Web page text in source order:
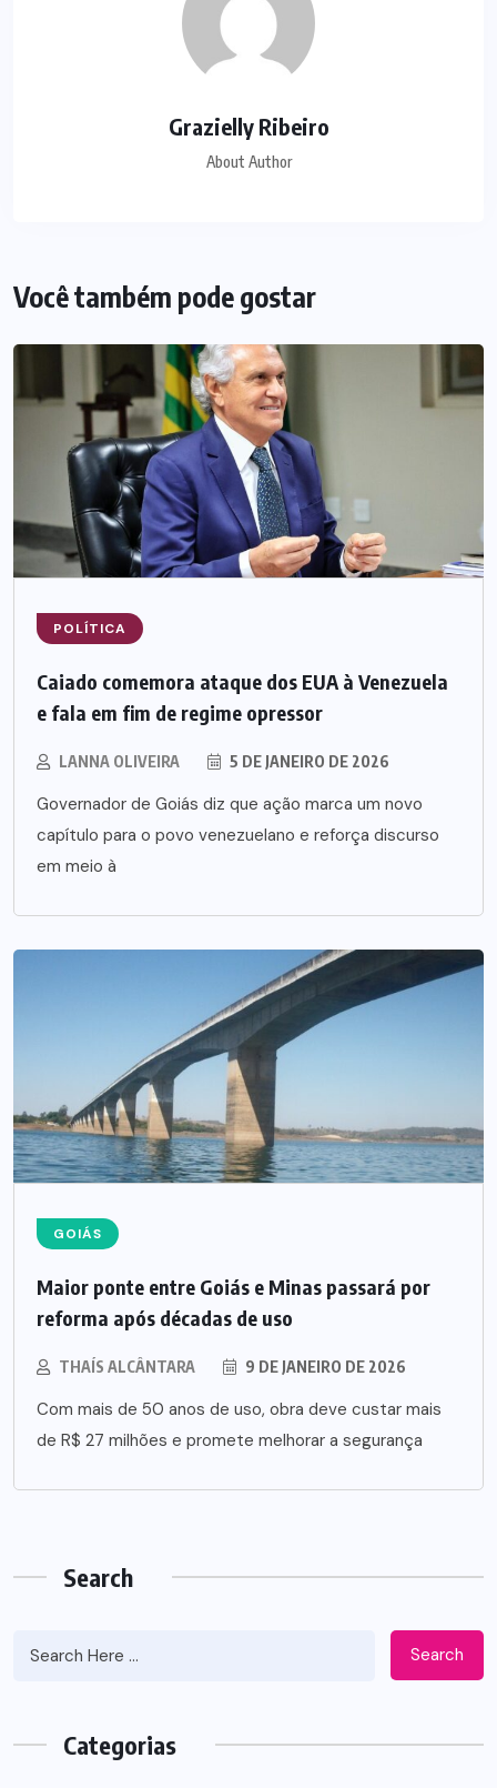
Grazielly Ribeiro
About Author
Você também pode gostar
POLÍTICA
Caiado comemora ataque dos EUA à Venezuela
e fala em fim de regime opressor
LANNA OLIVEIRA 5 DE JANEIRO DE 2026
Governador de Goiás diz que ação marca um novo
capítulo para o povo venezuelano e reforça discurso
em meio à
GOIÁS
Maior ponte entre Goiás e Minas passará por
reforma após décadas de uso
THAÍS ALCÂNTARA 9 DE JANEIRO DE 2026
Com mais de 50 anos de uso, obra deve custar mais
de R$ 27 milhões e promete melhorar a segurança
Search
Search
Categorias